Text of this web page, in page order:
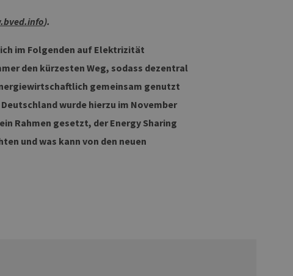
).
im Folgenden auf Elektrizität
den kürzesten Weg, sodass dezentral
gemeinsam genutzt
wurde hierzu im November
Rahmen gesetzt, der Energy Sharing
und was kann von den neuen